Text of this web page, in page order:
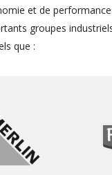
et de
groupes
que :